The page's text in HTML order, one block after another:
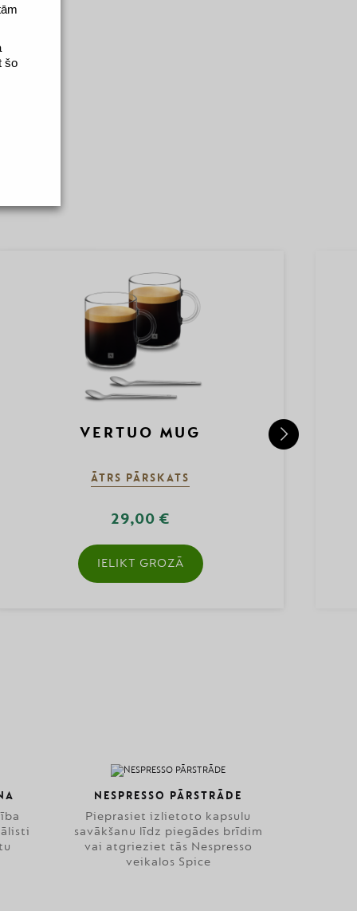
šo
VERTUO MUG
ĀTRS PĀRSKATS
29,00 €
IELIKT GROZĀ
NESPRESSO PĀRSTRĀDE
Pieprasiet izlietoto kapsulu
savākšanu līdz piegādes brīdim
vai atgrieziet tās Nespresso
veikalos Spice